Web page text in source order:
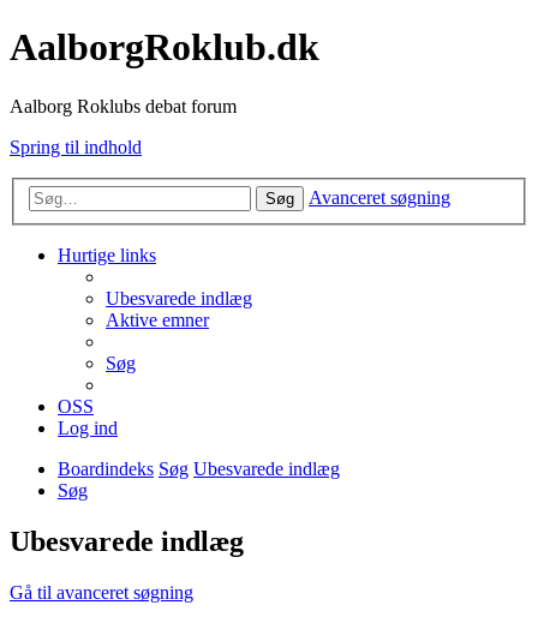
AalborgRoklub.dk
Aalborg Roklubs debat forum
Spring til indhold
Søg Avanceret søgning
Hurtige links
Ubesvarede indlæg
Aktive emner
Søg
OSS
Log ind
Boardindeks Søg Ubesvarede indlæg
Søg
Ubesvarede indlæg
Gå til avanceret søgning